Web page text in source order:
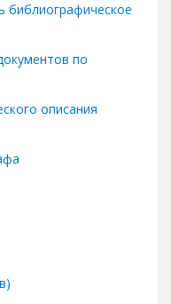
библиографическое
по
описания